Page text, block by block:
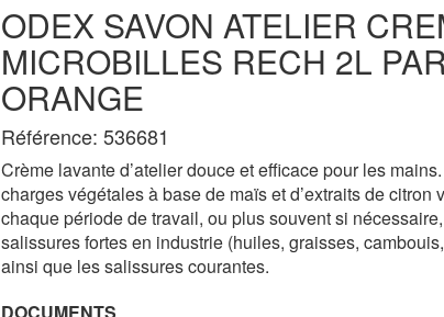
ODEX SAVON ATELIER
MICROBILLES RECH 2L
ORANGE
Référence: 536681
Crème lavante d’atelier douce et efficace pour les
charges végétales à base de maïs et d’extraits de citron
chaque période de travail, ou plus souvent si
salissures fortes en industrie (huiles, graisses,
ainsi que les salissures courantes.